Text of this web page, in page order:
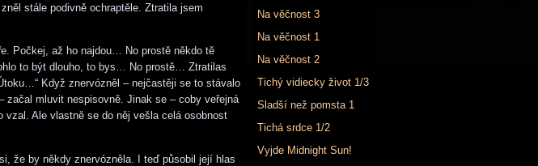
stále podivně ochraptěle. Ztratila jsem
Počkej, až ho najdou… No prostě někdo tě
to být dlouho, to bys… No prostě… Ztratilas
Když znervózněl – nejčastěji se to stávalo
mluvit nespisovně. Jinak se – coby veřejná
vzal. Ale vlastně se do něj vešla celá osobnost
že by někdy znervózněla. I teď působil její hlas
Na věčnost 3
Na věčnost 1
Na věčnost 2
Tichý vidiecky život 1/3
Sladší než pomsta 1
Tichá srdce 1/2
Vyjde Midnight Sun!